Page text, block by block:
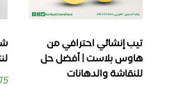
تيب إنشائي احترافي من
هاوس بلاست | أفضل حل
للنقاشة والدهانات